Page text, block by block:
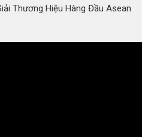
Thương Hiệu Hàng Đầu Asean